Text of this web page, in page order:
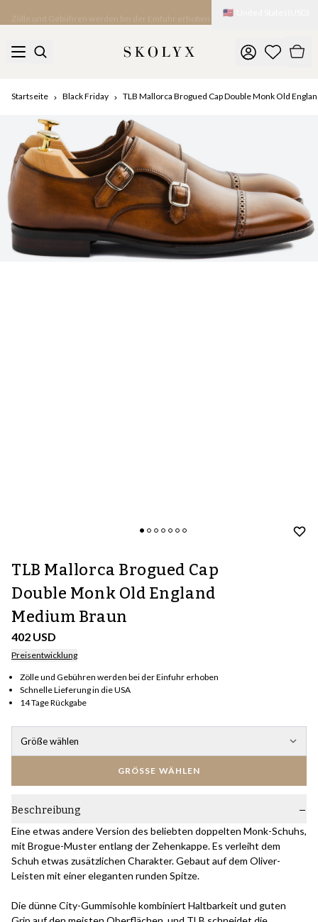
Zölle und Gebühren werden bei der Einfuhr erhoben 🇺🇸
Startseite Black Friday TLB Mallorca Brogued Cap Double Monk Old
TLB Mallorca Brogued Cap
Double Monk Old England
Medium Braun
402 USD
Preisentwicklung
Zölle und Gebühren werden bei der Einfuhr erhoben
Schnelle Lieferung in die USA
14 Tage Rückgabe
Größe wählen
GRÖSSE WÄHLEN
Beschreibung
Eine etwas andere Version des beliebten doppelten Monk-Schuhs,
mit Brogue-Muster entlang der Zehenkappe. Es verleiht dem
Schuh etwas zusätzlichen Charakter. Gebaut auf dem Oliver-
Leisten mit einer eleganten runden Spitze.
Die dünne City-Gummisohle kombiniert Haltbarkeit und guten